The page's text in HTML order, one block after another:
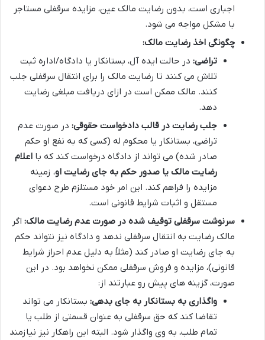
اجباری است، بدون رضایت مالک عین، مزایده سرقفلی مستاجر
با مشکل مواجه می شود.
چگونگی اخذ رضایت مالک:
تراضی: در حالت ایده آل، بستانکار یا دادگاه/اداره ثبت
تلاش می کنند تا رضایت مالک را برای انتقال سرقفلی جلب
کنند. مالک ممکن است در ازای دریافت مبلغی رضایت
دهد.
جلب رضایت در قالب دادخواست حقوقی: در صورت عدم
تراضی، بستانکار یا محکوم له (کسی که به نفع او حکم
صادر شده) می تواند از دادگاه درخواست کند که با اعلام
رضایت مالک یا صدور حکم به جای رضایت او، زمینه
مزایده را فراهم کند. این امر خود مستلزم طرح دعوای
مستقل و اثبات شرایط قانونی است.
سرنوشت سرقفلی توقیف شده در صورت عدم رضایت مالک: اگر
مالک رضایت به انتقال سرقفلی ندهد و دادگاه نیز نتواند حکم
به جای رضایت او صادر کند (مثلاً به دلیل عدم احراز شرایط
قانونی)، مزایده و فروش سرقفلی ممکن نخواهد بود. در این
صورت، گزینه های پیش رو عبارتند از:
واگذاری به بستانکار به جای بدهی: بستانکار می تواند
تقاضا کند که حق سرقفلی به عنوان قسمتی از طلب یا
تمام طلب، به وی واگذار شود. البته این راهکار نیز نیازمند